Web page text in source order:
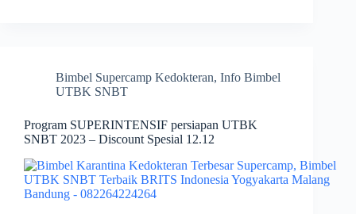
Bimbel Supercamp Kedokteran, Info Bimbel
UTBK SNBT
Program SUPERINTENSIF persiapan UTBK
SNBT 2023 – Discount Spesial 12.12